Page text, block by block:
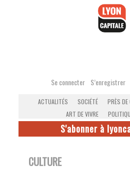
Se connecter S’enregistrer
ACTUALITÉS SOCIÉTÉ PRÈS DE
ART DE VIVRE
S'abonner à
CULTURE